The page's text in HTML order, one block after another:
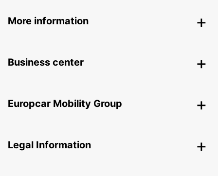
More information
Business center
Europcar Mobility Group
Legal Information